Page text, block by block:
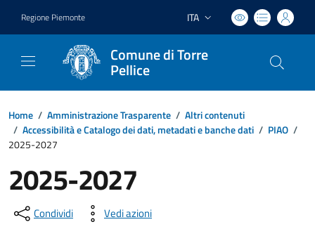
Regione Piemonte Lingua attiva:
ITA
Comune di Torre
Pellice
Home / Amministrazione Trasparente / Altri contenuti
/ Accessibilità e Catalogo dei dati, metadati e banche dati / PIAO /
2025-2027
2025-2027
Condividi Vedi azioni